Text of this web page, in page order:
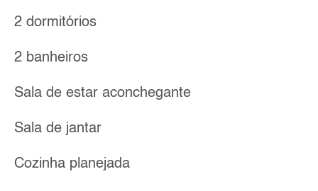
2 dormitórios
2 banheiros
Sala de estar aconchegante
Sala de jantar
Cozinha planejada